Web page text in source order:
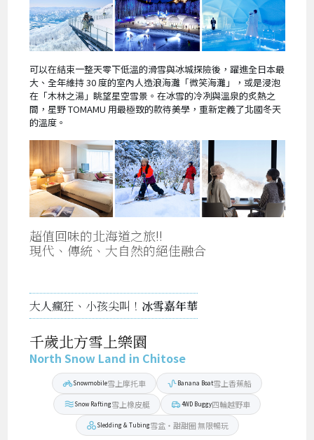
可以在結束一整天零下低溫的滑雪與冰城探險後，躍進全日本最
大、全年維持 30 度的室內人造浪海灘「微笑海灘」，或是浸泡
在「木林之湯」眺望星空雪景。在冰雪的冷冽與溫泉的炙熱之
間，星野 TOMAMU 用最極致的款待美學，重新定義了北國冬天
的溫度。
超值回味的北海道之旅!!
現代、傳統、大自然的絕佳融合
大人瘋狂、小孩尖叫！ 冰雪嘉年華
千歲北方雪上樂園
North Snow Land in Chitose
Snowmobile雪上摩托車 Banana Boat雪上香蕉船
Snow Rafting雪上橡皮艇 4WD Buggy四輪越野車
Sledding & Tubing雪盆・甜甜圈 無限暢玩